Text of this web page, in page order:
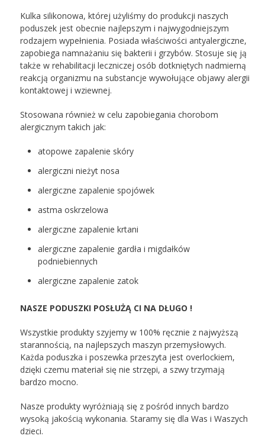
Kulka silikonowa, której użyliśmy do produkcji naszych
poduszek jest obecnie najlepszym i najwygodniejszym
rodzajem wypełnienia. Posiada właściwości antyalergiczne,
zapobiega namnażaniu się bakterii i grzybów. Stosuje się ją
także w rehabilitacji leczniczej osób dotkniętych nadmierną
reakcją organizmu na substancje wywołujące objawy alergii
kontaktowej i wziewnej.
Stosowana również w celu zapobiegania chorobom
alergicznym takich jak:
atopowe zapalenie skóry
alergiczni nieżyt nosa
alergiczne zapalenie spojówek
astma oskrzelowa
alergiczne zapalenie krtani
alergiczne zapalenie gardła i migdałków
podniebiennych
alergiczne zapalenie zatok
NASZE PODUSZKI POSŁUŻĄ CI NA DŁUGO !
Wszystkie produkty szyjemy w 100% ręcznie z najwyższą
starannością, na najlepszych maszyn przemysłowych.
Każda poduszka i poszewka przeszyta jest overlockiem,
dzięki czemu materiał się nie strzępi, a szwy trzymają
bardzo mocno.
Nasze produkty wyróżniają się z pośród innych bardzo
wysoką jakością wykonania. Staramy się dla Was i Waszych
dzieci.